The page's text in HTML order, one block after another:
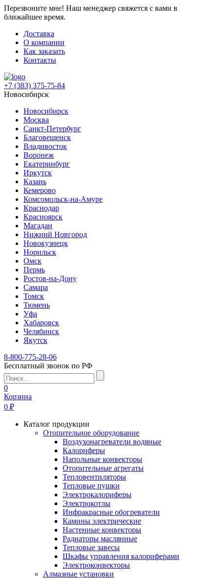
Перезвоните мне! Наш менеджер свяжется с вами в
ближайшее время.
Доставка
О компании
Как заказать
Контакты
+7 (383) 375-75-84
Новосибирск
Новосибирск
Москва
Санкт-Петербург
Благовещенск
Владивосток
Воронеж
Екатеринбург
Иркутск
Казань
Кемерово
Комсомольск-на-Амуре
Краснодар
Красноярск
Магадан
Нижний Новгород
Новокузнецк
Норильск
Омск
Пермь
Ростов-на-Дону
Самара
Томск
Тюмень
Уфа
Хабаровск
Челябинск
Якутск
8-800-775-28-06
Бесплатный звонок по РФ
0
Корзина
0 ₽
Каталог продукции
Отопительное оборудование
Воздухонагреватели водяные
Калориферы
Напольные конвекторы
Отопительные агрегаты
Тепловентиляторы
Тепловые пушки
Электрокалориферы
Электрокотлы
Инфракрасные обогреватели
Камины электрические
Настенные конвекторы
Радиаторы маслянные
Тепловые завесы
Шкафы управления калориферами
Электроконвекторы
Алмазные установки